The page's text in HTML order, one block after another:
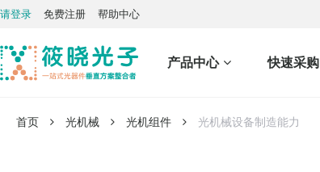
请登录 免费注册 帮助中心
产品中心 快速采购
首页 光机械 光机组件 光机械设备制造能力